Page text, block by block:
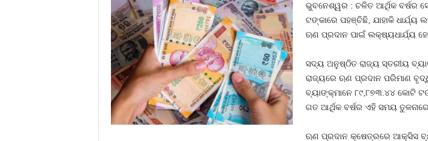
ଭୁବନେଶ୍ୱର : ଚଳିତ ଆର୍ଥିକ ବର୍ଷର
ଟଙ୍କାରେ ପହଞ୍ଚିଛି, ଯାହାକି
ଋଣ ପ୍ରଦାନ ପାଇଁ ଲକ୍ଷ୍ୟଧାର୍ଯ୍ୟ
ସଦ୍ୟ ଅନୁଷ୍ଠିତ ରାଜ୍ୟ ସ୍ତରୀୟ
ରାଜ୍ୟରେ ଋଣ ପ୍ରଦାନ ପରିମାଣ
ବ୍ୟାଙ୍କ୍‍ମାନେ ୮୯,୮୭୩.୪୪ କୋଟି
ଗତ ଆର୍ଥିକ ବର୍ଷର ଏହି ସମୟ
ଋଣ ପ୍ରଦାନ କ୍ଷେତ୍ରରେ ଆକ୍ସିସ